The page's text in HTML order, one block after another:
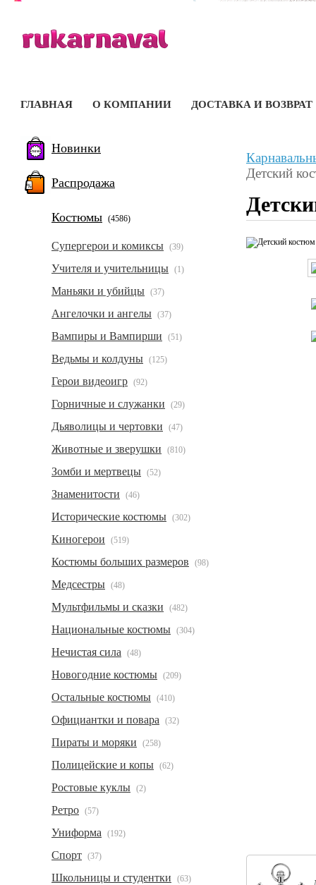
ГЛАВНАЯ О КОМПАНИИ ДОСТАВКА И ВОЗВРАТ
Новинки
Распродажа
Костюмы (4586)
Супергерои и комиксы (39)
Учителя и учительницы (1)
Маньяки и убийцы (37)
Ангелочки и ангелы (37)
Вампиры и Вампирши (51)
Ведьмы и колдуны (125)
Герои видеоигр (92)
Горничные и служанки (29)
Дьяволицы и чертовки (47)
Животные и зверушки (810)
Зомби и мертвецы (52)
Знаменитости (46)
Исторические костюмы (302)
Киногерои (519)
Костюмы больших размеров (98)
Медсестры (48)
Мультфильмы и сказки (482)
Национальные костюмы (304)
Нечистая сила (48)
Новогодние костюмы (209)
Остальные костюмы (410)
Официантки и повара (32)
Пираты и моряки (258)
Полицейские и копы (62)
Ростовые куклы (2)
Ретро (57)
Униформа (192)
Спорт (37)
Школьницы и студентки (63)
Детский